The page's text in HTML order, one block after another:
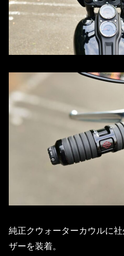
純正クウォーターカウルに
ザーを装着。